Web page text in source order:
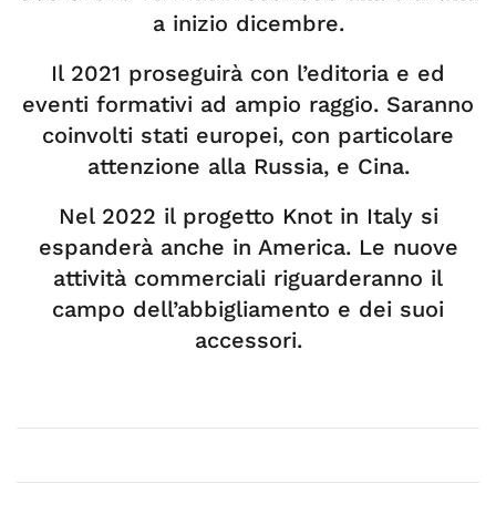
a inizio dicembre.
Il 2021 proseguirà con l’editoria e ed
eventi formativi ad ampio raggio. Saranno
coinvolti stati europei, con particolare
attenzione alla Russia, e Cina.
Nel 2022 il progetto Knot in Italy si
espanderà anche in America. Le nuove
attività commerciali riguarderanno il
campo dell’abbigliamento e dei suoi
accessori.